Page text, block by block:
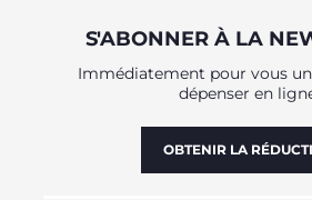
S'ABONNER À LA
Immédiatement pour vous un
dépenser en
OBTENIR LA